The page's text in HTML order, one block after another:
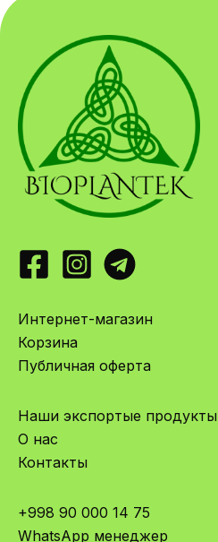
Интернет-магазин
Корзина
Публичная оферта
Наши экспортые продукты
О нас
Контакты
+998 90 000 14 75
WhatsApp менеджер